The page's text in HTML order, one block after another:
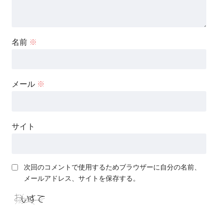
名前 ※
メール ※
サイト
次回のコメントで使用するためブラウザーに自分の名前、
メールアドレス、サイトを保存する。